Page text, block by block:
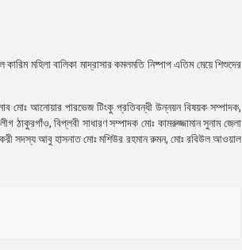
মহিলা বালিকা মাদ্রাসার কমলমতি নিষ্পাপ এতিম মেয়ে শিশুদের
মোঃ আনোয়ার পারভেজ টিংকু প্রতিবন্ধী উন্নয়ন বিষয়ক সম্পাদক,
ঠাকুরগাঁও, বিপ্লবী সাধারণ সম্পাদক মোঃ কামরুজ্জামান সুনাম জেলা
সদস্য আবু হাসনাত মোঃ মশিউর রহমান রুমন, মোঃ রবিউল আওয়াল